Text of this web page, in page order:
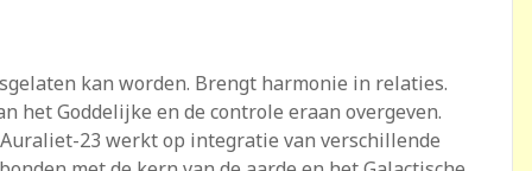
kan worden. Brengt harmonie in relaties.
het Goddelijke en de controle eraan overgeven.
23 werkt op integratie van verschillende